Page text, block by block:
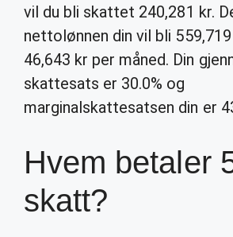
vil du bli skattet 240,281 kr.
nettolønnen din vil bli
46,643 kr per måned. Din
skattesats er 30.0% og
marginalskattesatsen din er
Hvem betaler
skatt?